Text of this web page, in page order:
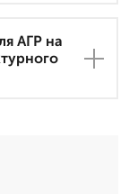
АГР на